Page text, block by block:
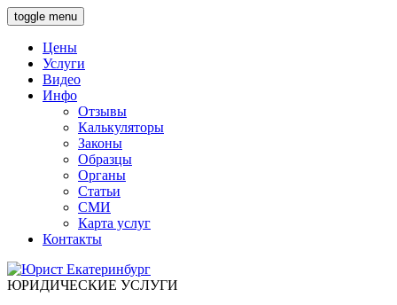
toggle menu
Цены
Услуги
Видео
Инфо
Отзывы
Калькуляторы
Законы
Образцы
Органы
Статьи
СМИ
Карта услуг
Контакты
ЮРИДИЧЕСКИЕ УСЛУГИ